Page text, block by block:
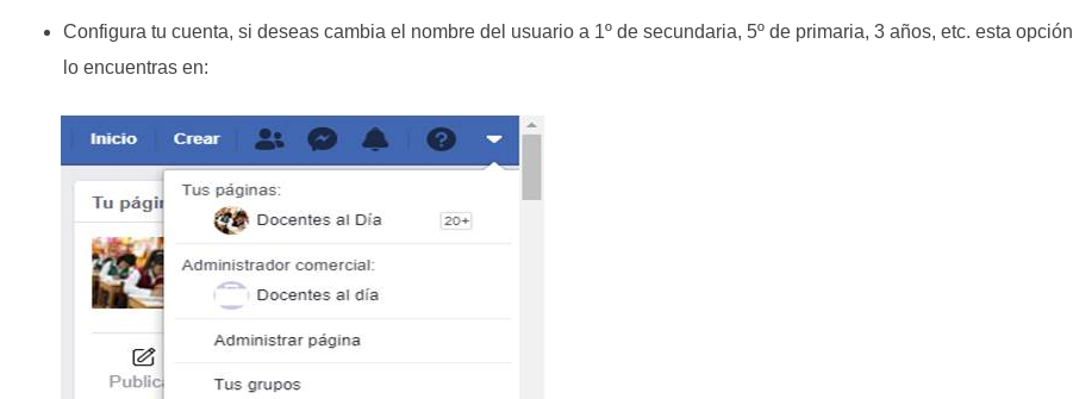
Configura tu cuenta, si deseas cambia el nombre del usuario a 1º de secundaria, 5º de primaria, 3 años, etc. esta opción
lo encuentras en: